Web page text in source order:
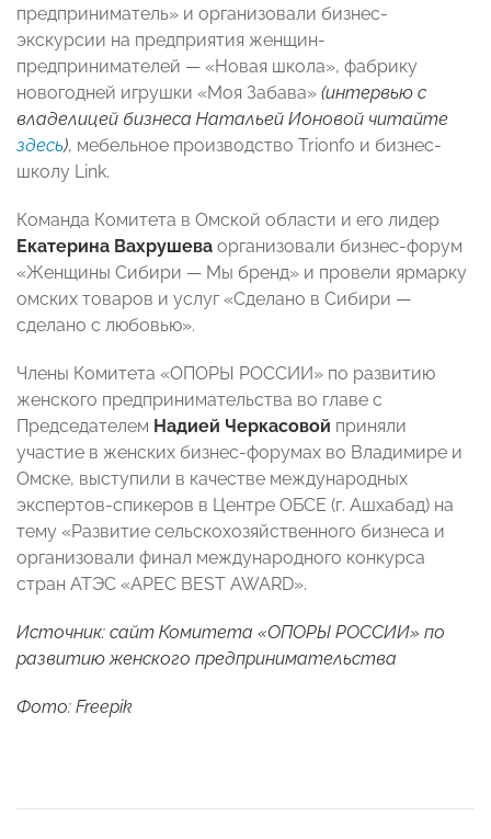
предприниматель» и организовали бизнес-
экскурсии на предприятия женщин-
предпринимателей — «Новая школа», фабрику
новогодней игрушки «Моя Забава» (интервью с
владелицей бизнеса Натальей Ионовой читайте
здесь), мебельное производство Trionfo и бизнес-
школу Link.
Команда Комитета в Омской области и его лидер
Екатерина Вахрушева организовали бизнес-форум
«Женщины Сибири — Мы бренд» и провели ярмарку
омских товаров и услуг «Сделано в Сибири —
сделано с любовью».
Члены Комитета «ОПОРЫ РОССИИ» по развитию
женского предпринимательства во главе с
Председателем Надией Черкасовой приняли
участие в женских бизнес-форумах во Владимире и
Омске, выступили в качестве международных
экспертов-спикеров в Центре ОБСЕ (г. Ашхабад) на
тему «Развитие сельскохозяйственного бизнеса и
организовали финал международного конкурса
стран АТЭС «APEC BEST AWARD».
Источник: сайт Комитета «ОПОРЫ РОССИИ» по
развитию женского предпринимательства
Фото: Freepik